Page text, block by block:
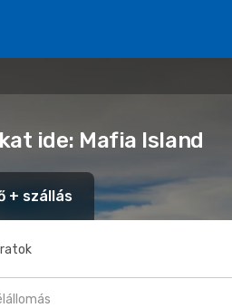
ide: Mafia Island
+ szállás